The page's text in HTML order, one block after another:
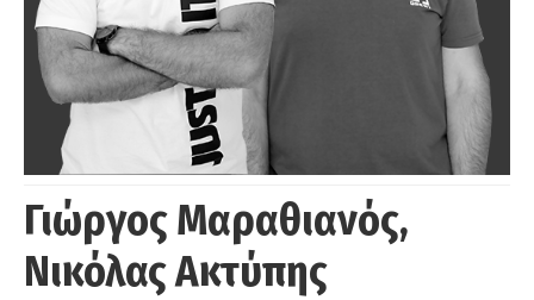
Γιώργος Μαραθιανός,
Νικόλας Ακτύπης